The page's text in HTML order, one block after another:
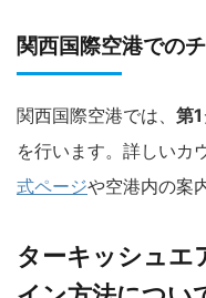
関西国際空港での
関西国際空港では、 第
を行います。詳しいカ
式ページや空港内の案
ターキッシュエ